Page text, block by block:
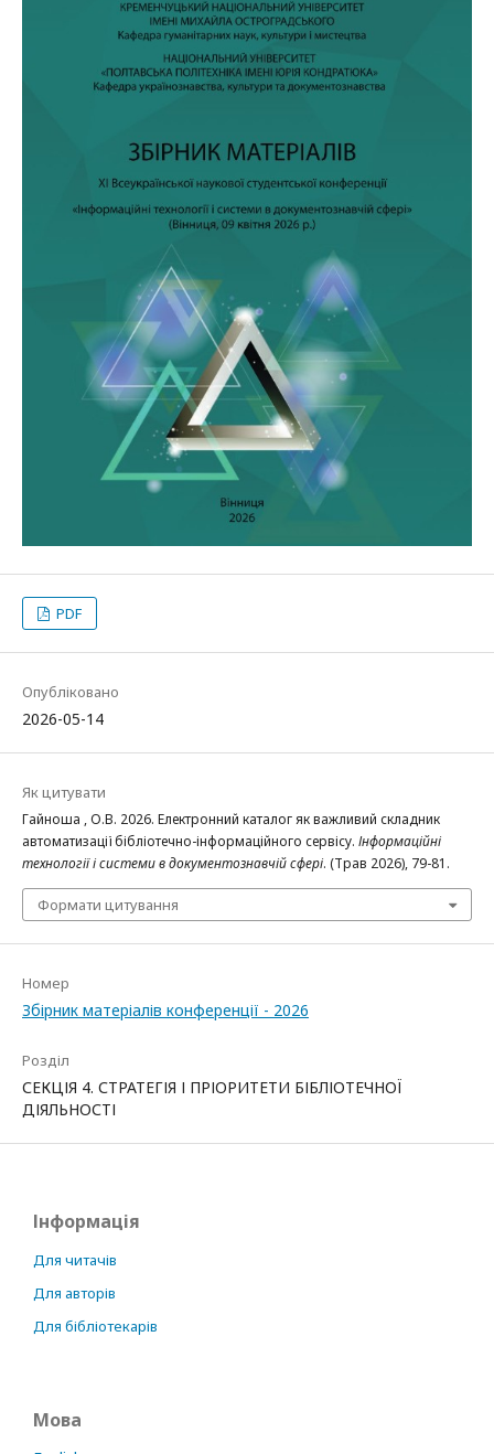
PDF
Опубліковано
2026-05-14
Як цитувати
Гайноша , О.В. 2026. Електронний каталог як важливий складник
автоматизації бібліотечно-інформаційного сервісу. Інформаційні
технології і системи в документознавчій сфері. (Трав 2026), 79-81.
Формати цитування
Номер
Збірник матеріалів конференції - 2026
Розділ
СЕКЦІЯ 4. СТРАТЕГІЯ І ПРІОРИТЕТИ БІБЛІОТЕЧНОЇ
ДІЯЛЬНОСТІ
Інформація
Для читачів
Для авторів
Для бібліотекарів
Мова